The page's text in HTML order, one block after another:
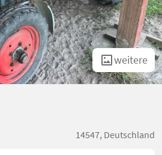
weitere
14547, Deutschland